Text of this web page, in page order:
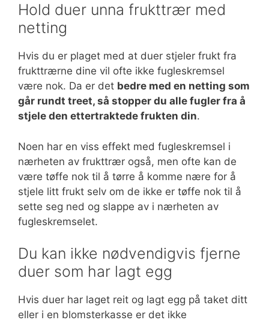
Hold duer unna frukttrær med
netting
Hvis du er plaget med at duer stjeler frukt fra
frukttrærne dine vil ofte ikke fugleskremsel
være nok. Da er det bedre med en netting som
går rundt treet, så stopper du alle fugler fra å
stjele den ettertraktede frukten din.
Noen har en viss effekt med fugleskremsel i
nærheten av frukttrær også, men ofte kan de
være tøffe nok til å tørre å komme nære for å
stjele litt frukt selv om de ikke er tøffe nok til å
sette seg ned og slappe av i nærheten av
fugleskremselet.
Du kan ikke nødvendigvis fjerne
duer som har lagt egg
Hvis duer har laget reit og lagt egg på taket ditt
eller i en blomsterkasse er det ikke